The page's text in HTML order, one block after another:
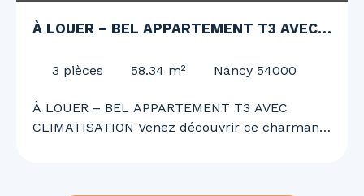
À LOUER – BEL APPARTEMENT T3 AVEC
3 pièces 58.34 m² Nancy 54000
À LOUER – BEL APPARTEMENT T3 AVEC
CLIMATISATION Venez découvrir ce charmant